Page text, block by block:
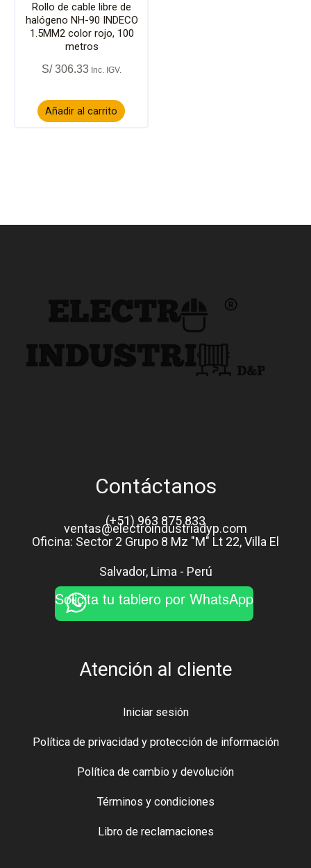
Rollo de cable libre de
halógeno NH-90 INDECO
1.5MM2 color rojo, 100
metros
S/306.33
Añadir al carrito
Contáctanos
(+51) 963 875 833
ventas@electroindustriadyp.com
Oficina: Sector 2 Grupo 8 Mz "M" Lt 22, Villa El
Salvador, Lima - Perú
Solicita tu tablero por WhatsApp
Atención al cliente
Iniciar sesión
Política de privacidad y protección de información
Política de cambio y devolución
Términos y condiciones
Libro de reclamaciones